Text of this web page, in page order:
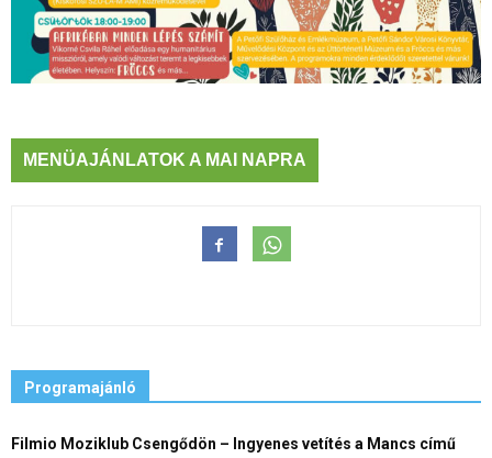
MENÜAJÁNLATOK A MAI NAPRA
Programajánló
Filmio Moziklub Csengődön – Ingyenes vetítés a Mancs című